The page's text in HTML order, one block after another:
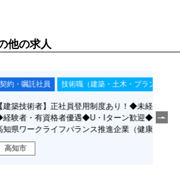
他の求人
技術職（建築・土木・プラント・設備系）
社員登用制度あり！◆未経験者応募可
者優遇◆U・Iターン歓迎◆転勤なし◆
フバランス推進企業（健康経営部門）
者